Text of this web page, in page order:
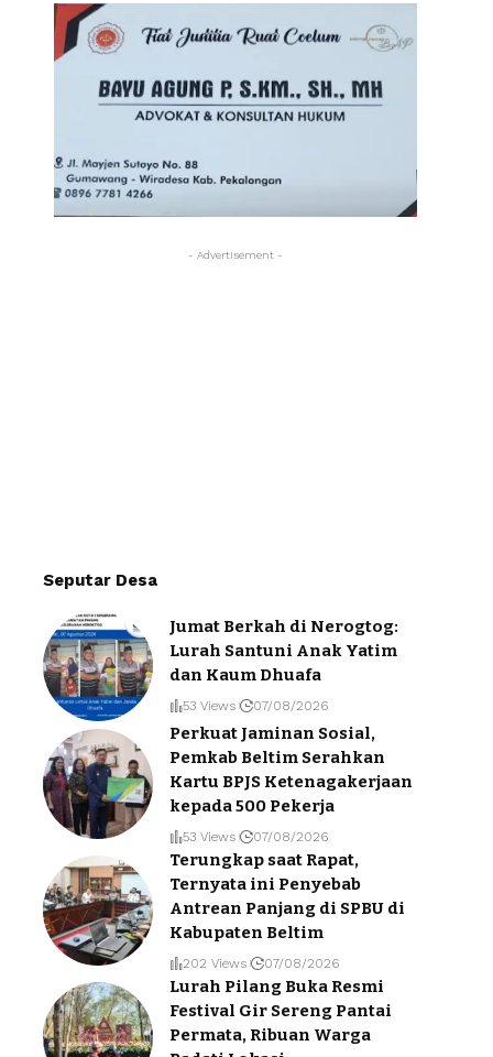
- Advertisement -
Seputar Desa
Jumat Berkah di Nerogtog:
Lurah Santuni Anak Yatim
dan Kaum Dhuafa
53 Views 07/08/2026
Perkuat Jaminan Sosial,
Pemkab Beltim Serahkan
Kartu BPJS Ketenagakerjaan
kepada 500 Pekerja
53 Views 07/08/2026
Terungkap saat Rapat,
Ternyata ini Penyebab
Antrean Panjang di SPBU di
Kabupaten Beltim
202 Views 07/08/2026
Lurah Pilang Buka Resmi
Festival Gir Sereng Pantai
Permata, Ribuan Warga